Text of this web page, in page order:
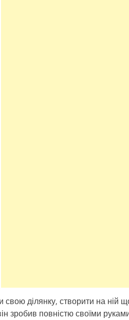
ділянку, створити на ній
зробив повністю своїми